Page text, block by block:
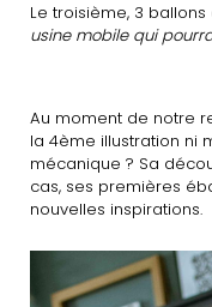
Le troisième, 3
usine mobile qui
Au moment de notre
la 4ème illustration ni
mécanique ? Sa
cas, ses premières
nouvelles inspirations.